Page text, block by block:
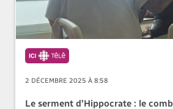
2 DÉCEMBRE 2025 À 8:58
Le serment d’Hippocrate : le